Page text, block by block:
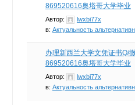
869520616奥塔哥大学毕业
Автор:
lwxbi77x
в: Актуальность
办理新西兰大学文凭证书Q/
869520616奥塔哥大学毕业
Автор:
lwxbi77x
в: Актуальность